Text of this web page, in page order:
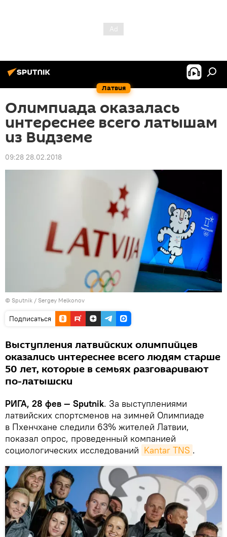
Латвия
Олимпиада оказалась
интереснее всего латышам
из Видземе
09:28 28.02.2018
© Sputnik / Sergey Melkonov
Подписаться
Выступления латвийских олимпийцев
оказались интереснее всего людям старше
50 лет, которые в семьях разговаривают
по-латышски
РИГА, 28 фев — Sputnik. За выступлениями
латвийских спортсменов на зимней Олимпиаде
в Пхенчхане следили 63% жителей Латвии,
показал опрос, проведенный компанией
социологических исследований Kantar TNS .